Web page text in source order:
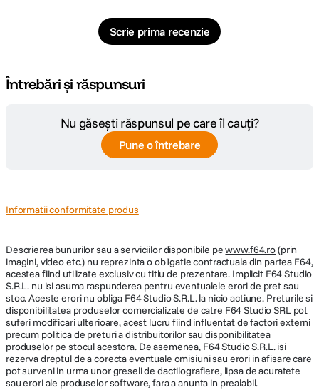
Scrie prima recenzie
Întrebări și răspunsuri
Nu găsești răspunsul pe care îl cauți?
Pune o întrebare
Informatii conformitate produs
Descrierea bunurilor sau a serviciilor disponibile pewww.f64.ro(prin
imagini, video etc.) nu reprezinta o obligatie contractuala din partea F64,
acestea fiind utilizate exclusiv cu titlu de prezentare. Implicit F64 Studio
S.R.L. nu isi asuma raspunderea pentru eventualele erori de pret sau
stoc. Aceste erori nu obliga F64 Studio S.R.L. la nicio actiune. Preturile si
disponibilitatea produselor comercializate de catre F64 Studio SRL pot
suferi modificari ulterioare, acest lucru fiind influentat de factori externi
precum politica de preturi a distribuitorilor sau disponibilitatea
produselor pe stocul acestora. De asemenea, F64 Studio S.R.L. isi
rezerva dreptul de a corecta eventuale omisiuni sau erori in afisare care
pot surveni in urma unor greseli de dactilografiere, lipsa de acuratete
sau erori ale produselor software, fara a anunta in prealabil.